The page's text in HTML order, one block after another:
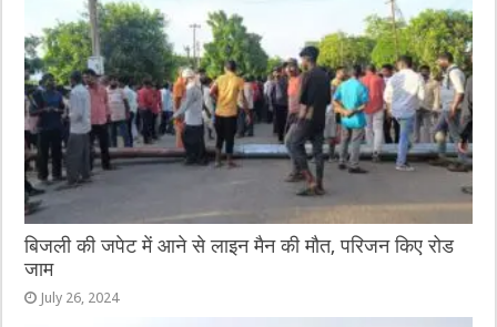
बिजली की जपेट में आने से लाइन मैन की मौत, परिजन किए रोड
जाम
July 26, 2024